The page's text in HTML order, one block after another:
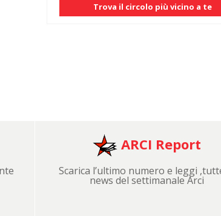
Trova il circolo più vicino a te
ARCI Report
Scarica l’ultimo numero e leggi
news del settimanale Arci